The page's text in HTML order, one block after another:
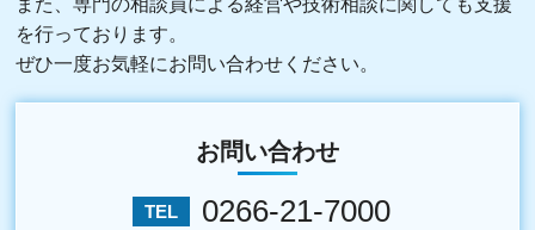
また、専門の相談員による経営や技術相談に関しても支援
を行っております。
ぜひ一度お気軽にお問い合わせください。
お問い合わせ
TEL 0266-21-7000